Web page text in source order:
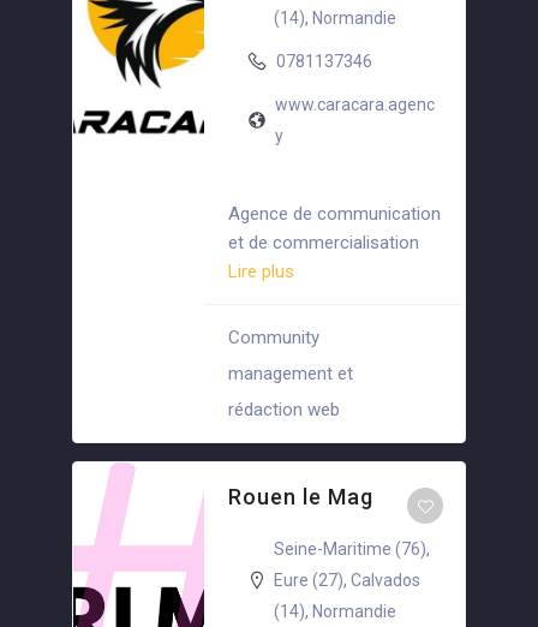
(14), Normandie
0781137346
www.caracara.agenc
y
Agence de communication
et de commercialisation
Lire plus
Community
management et
rédaction web
Rouen le Mag
Seine-Maritime (76),
Eure (27), Calvados
(14), Normandie